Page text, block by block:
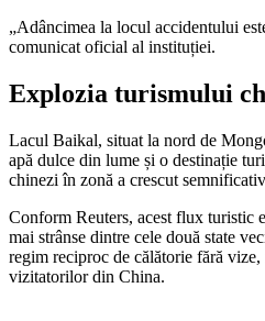
„Adâncimea la locul accidentului
comunicat oficial al instituției.
Explozia turismului
Lacul Baikal, situat la nord de
apă dulce din lume și o destinație
chinezi în zonă a crescut
Conform Reuters, acest flux turistic
mai strânse dintre cele două state
regim reciproc de călătorie fără
vizitatorilor din China.